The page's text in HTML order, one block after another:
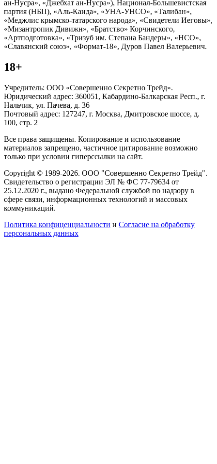
ан-Нусра», «Джебхат ан-Нусра»), Национал-Большевистская
партия (НБП), «Аль-Каида», «УНА-УНСО», «Талибан»,
«Меджлис крымско-татарского народа», «Свидетели Иеговы»,
«Мизантропик Дивижн», «Братство» Корчинского,
«Артподготовка», «Тризуб им. Степана Бандеры», «НСО»,
«Славянский союз», «Формат-18», Дуров Павел Валерьевич.
18+
Учредитель: ООО «Совершенно Секретно Трейд».
Юридический адрес: 360051, Кабардино-Балкарская Респ., г.
Нальчик, ул. Пачева, д. 36
Почтовый адрес: 127247, г. Москва, Дмитровское шоссе, д.
100, стр. 2
Все права защищены. Копирование и использование
материалов запрещено, частичное цитирование возможно
только при условии гиперссылки на сайт.
Copyright © 1989-2026. ООО "Совершенно Секретно Трейд".
Свидетельство о регистрации ЭЛ № ФС 77-79634 от
25.12.2020 г., выдано Федеральной службой по надзору в
сфере связи, информационных технологий и массовых
коммуникаций.
Политика конфиценциальности и Согласие на обработку
персональных данных